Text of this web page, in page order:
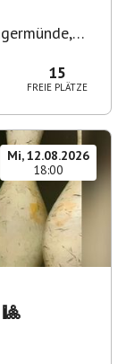
15
FREIE PLÄTZE
Mi, 12.08.2026
18:00